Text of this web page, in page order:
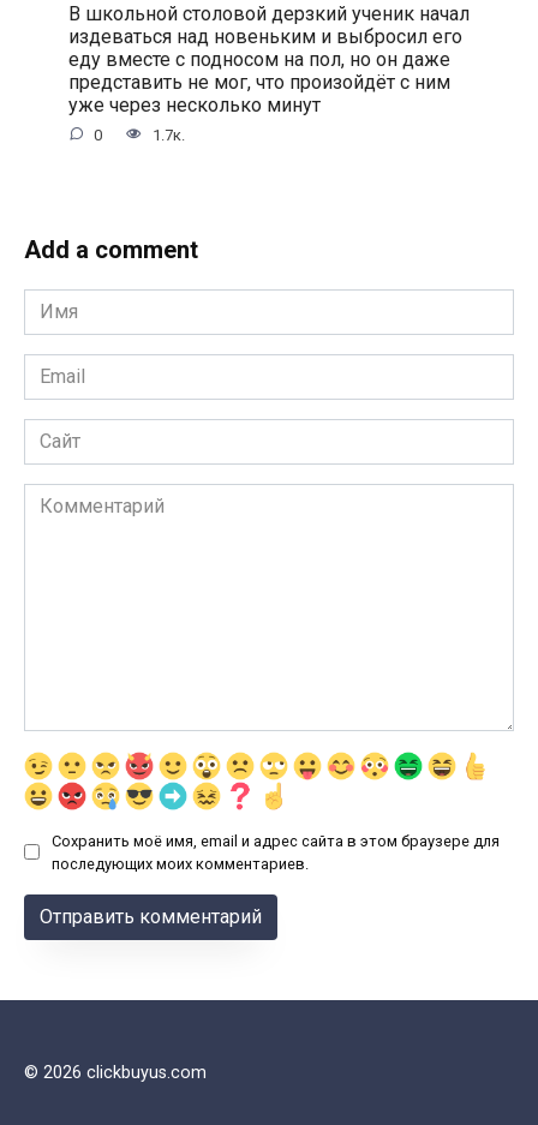
В школьной столовой дерзкий ученик начал
издеваться над новеньким и выбросил его
еду вместе с подносом на пол, но он даже
представить не мог, что произойдёт с ним
уже через несколько минут
0 1.7к.
Add a comment
Имя
*
Email
*
Сайт
Комментарий
Сохранить моё имя, email и адрес сайта в этом браузере для
последующих моих комментариев.
© 2026 clickbuyus.com